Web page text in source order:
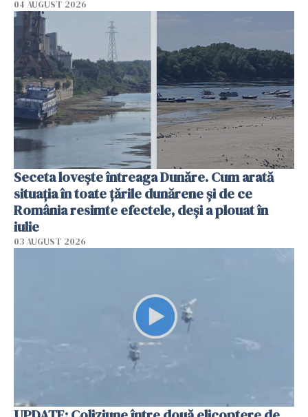
04 AUGUST 2026
Seceta lovește întreaga Dunăre. Cum arată
situația în toate țările dunărene și de ce
România resimte efectele, deși a plouat în
iulie
03 AUGUST 2026